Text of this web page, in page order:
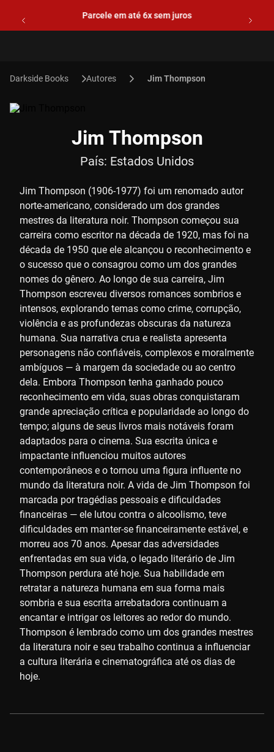
Parcele em até 6x sem juros
Autores Jim Thompson
Jim Thompson
País: Estados Unidos
Jim Thompson (1906-1977) foi um renomado autor
norte-americano, considerado um dos grandes
mestres da literatura noir. Thompson começou sua
carreira como escritor na década de 1920, mas foi na
década de 1950 que ele alcançou o reconhecimento e
o sucesso que o consagrou como um dos grandes
nomes do gênero. Ao longo de sua carreira, Jim
Thompson escreveu diversos romances sombrios e
intensos, explorando temas como crime, corrupção,
violência e as profundezas obscuras da natureza
humana. Sua narrativa crua e realista apresenta
personagens não confiáveis, complexos e moralmente
ambíguos — à margem da sociedade ou ao centro
dela. Embora Thompson tenha ganhado pouco
reconhecimento em vida, suas obras conquistaram
grande apreciação crítica e popularidade ao longo do
tempo; alguns de seus livros mais notáveis foram
adaptados para o cinema. Sua escrita única e
impactante influenciou muitos autores
contemporâneos e o tornou uma figura influente no
mundo da literatura noir. A vida de Jim Thompson foi
marcada por tragédias pessoais e dificuldades
financeiras — ele lutou contra o alcoolismo, teve
dificuldades em manter-se financeiramente estável, e
morreu aos 70 anos. Apesar das adversidades
enfrentadas em sua vida, o legado literário de Jim
Thompson perdura até hoje. Sua habilidade em
retratar a natureza humana em sua forma mais
sombria e sua escrita arrebatadora continuam a
encantar e intrigar os leitores ao redor do mundo.
Thompson é lembrado como um dos grandes mestres
da literatura noir e seu trabalho continua a influenciar
a cultura literária e cinematográfica até os dias de
hoje.